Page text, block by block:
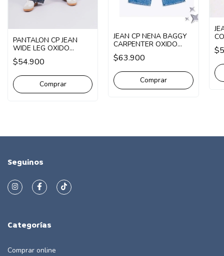
PANTALON CP JEAN
WIDE LEG OXIDO
(CP253400)
$54.900
Comprar
JEAN CP NENA BAGGY
CARPENTER OXIDO
(CP252405)
$63.900
Comprar
A
Seguinos
Categorías
Comprar online